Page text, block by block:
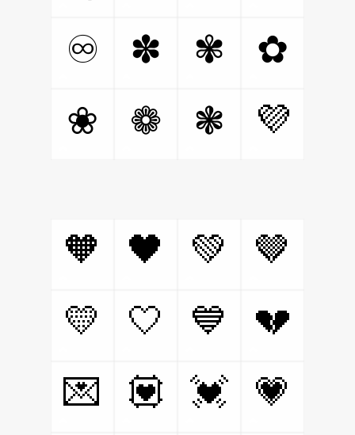
♾
✽ ✾
✿
❀
❁ ❃ 💜
🧡 🖤 💚
🤎
💛
🤍 💙
💔
💌
💟 💓 💗